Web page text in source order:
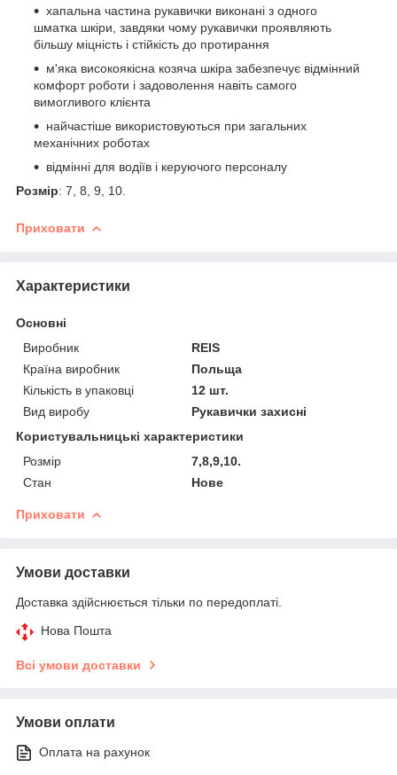
хапальна частина рукавички виконані з одного
шматка шкіри, завдяки чому рукавички проявляють
більшу міцність і стійкість до протирання
м'яка високоякісна козяча шкіра забезпечує відмінний
комфорт роботи і задоволення навіть самого
вимогливого клієнта
найчастіше використовуються при загальних
механічних роботах
відмінні для водіїв і керуючого персоналу
Розмір: 7, 8, 9, 10.
Приховати
Характеристики
Основні
Виробник
REIS
Країна виробник
Польща
Кількість в упаковці
12 шт.
Вид виробу
Рукавички захисні
Користувальницькі характеристики
Розмір
7,8,9,10.
Стан
Нове
Приховати
Умови доставки
Доставка здійснюється тільки по передоплаті.
Нова Пошта
Всі умови доставки
Умови оплати
Оплата на рахунок